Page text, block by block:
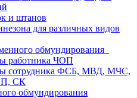
и штанов
для различных видов
обмундирования
работника ЧОП
сотрудника ФСБ, МВД, МЧС,
СК
обмундирования